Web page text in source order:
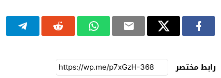
رابط مختصر